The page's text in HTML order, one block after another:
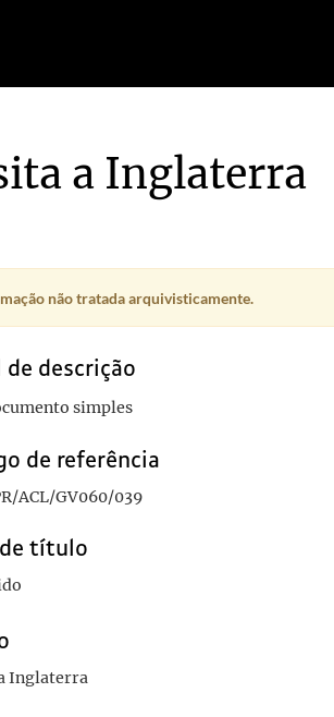
09-03
de Janeiro
1957-06-11
1957-04-28
Senhor General Francisco Higino Craveiro Lopes
a Inglaterra
não tratada arquivisticamente.
de descrição
simples
de referência
ACL/GV060/039
título
Inglaterra